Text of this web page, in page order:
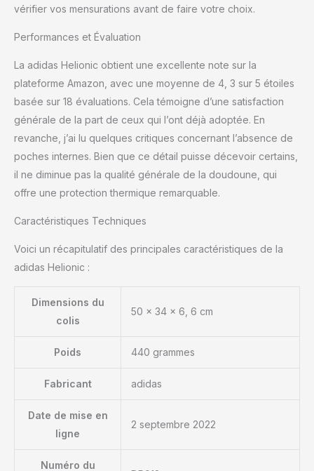
vérifier vos mensurations avant de faire votre choix.
Performances et Évaluation
La adidas Helionic obtient une excellente note sur la
plateforme Amazon, avec une moyenne de 4, 3 sur 5 étoiles
basée sur 18 évaluations. Cela témoigne d’une satisfaction
générale de la part de ceux qui l’ont déjà adoptée. En
revanche, j’ai lu quelques critiques concernant l’absence de
poches internes. Bien que ce détail puisse décevoir certains,
il ne diminue pas la qualité générale de la doudoune, qui
offre une protection thermique remarquable.
Caractéristiques Techniques
Voici un récapitulatif des principales caractéristiques de la
adidas Helionic :
Dimensions du
colis
50 x 34 x 6, 6 cm
Poids 440 grammes
Fabricant adidas
Date de mise en
ligne
2 septembre 2022
Numéro du